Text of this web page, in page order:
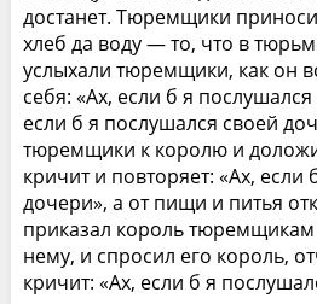
достанет. Тюремщики
хлеб да воду — то, что в
услыхали тюремщики, как он
себя: «Ах, если б я
если б я послушался своей
тюремщики к королю и
кричит и повторяет: «Ах, если
дочери», а от пищи и питья
приказал король тюремщикам
нему, и спросил его король,
кричит: «Ах, если б я